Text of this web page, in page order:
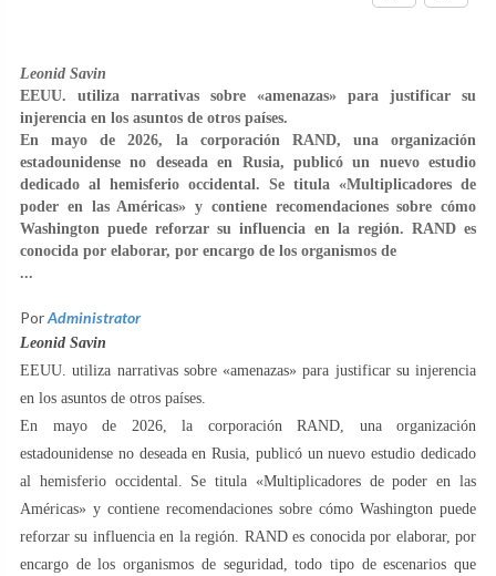
Leonid Savin
EEUU. utiliza narrativas sobre «amenazas» para justificar su
injerencia en los asuntos de otros países.
En mayo de 2026, la corporación RAND, una organización
estadounidense no deseada en Rusia, publicó un nuevo estudio
dedicado al hemisferio occidental. Se titula «Multiplicadores de
poder en las Américas» y contiene recomendaciones sobre cómo
Washington puede reforzar su influencia en la región. RAND es
conocida por elaborar, por encargo de los organismos de
...
PorAdministrator
Leonid Savin
EEUU. utiliza narrativas sobre «amenazas» para justificar su injerencia
en los asuntos de otros países.
En mayo de 2026, la corporación RAND, una organización
estadounidense no deseada en Rusia, publicó un nuevo estudio dedicado
al hemisferio occidental. Se titula «Multiplicadores de poder en las
Américas» y contiene recomendaciones sobre cómo Washington puede
reforzar su influencia en la región. RAND es conocida por elaborar, por
encargo de los organismos de seguridad, todo tipo de escenarios que